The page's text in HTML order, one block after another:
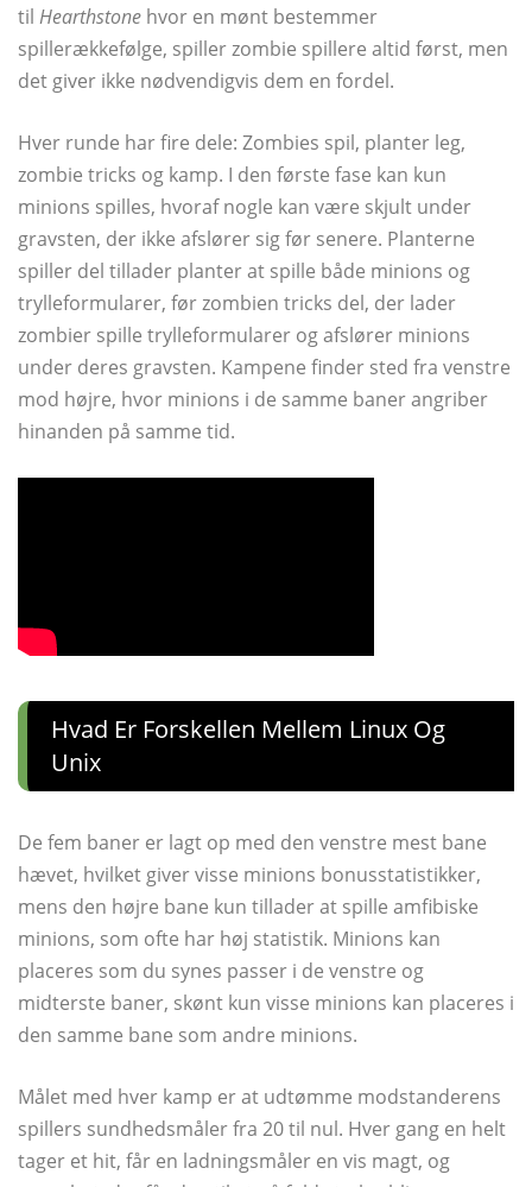
til Hearthstone hvor en mønt bestemmer
spillerækkefølge, spiller zombie spillere altid først, men
det giver ikke nødvendigvis dem en fordel.
Hver runde har fire dele: Zombies spil, planter leg,
zombie tricks og kamp. I den første fase kan kun
minions spilles, hvoraf nogle kan være skjult under
gravsten, der ikke afslører sig før senere. Planterne
spiller del tillader planter at spille både minions og
trylleformularer, før zombien tricks del, der lader
zombier spille trylleformularer og afslører minions
under deres gravsten. Kampene finder sted fra venstre
mod højre, hvor minions i de samme baner angriber
hinanden på samme tid.
Hvad Er Forskellen Mellem Linux Og
Unix
De fem baner er lagt op med den venstre mest bane
hævet, hvilket giver visse minions bonusstatistikker,
mens den højre bane kun tillader at spille amfibiske
minions, som ofte har høj statistik. Minions kan
placeres som du synes passer i de venstre og
midterste baner, skønt kun visse minions kan placeres i
den samme bane som andre minions.
Målet med hver kamp er at udtømme modstanderens
spillers sundhedsmåler fra 20 til nul. Hver gang en helt
tager et hit, får en ladningsmåler en vis magt, og